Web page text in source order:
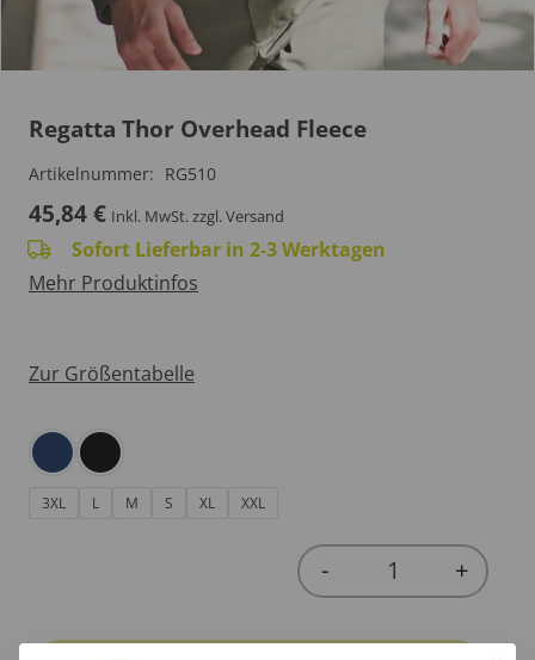
Regatta Thor Overhead Fleece
Artikelnummer: RG510
45,84€ Inkl. MwSt.zzgl. Versand
Sofort Lieferbar in 2-3 Werktagen
Mehr Produktinfos
Zur Größentabelle
3XL L M S XL XXL
Quantity
- +